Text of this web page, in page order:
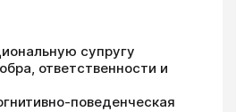
супругу
ответственности и
поведенческая